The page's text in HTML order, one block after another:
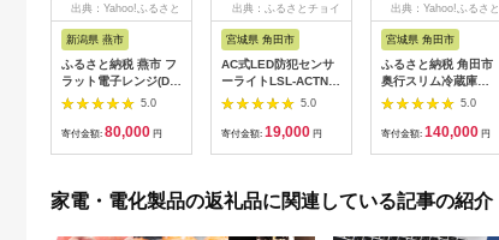
出典：Yahoo!ふるさと
新潟県 燕市
ふるさと納税 燕市 フ
ラット電子レンジ(DR-
LD20W)
5.0
寄付金額: 80,000 円
出典：ふるさとチョイ
宮城県 角田市
AC式LED防犯センサ
ーライトLSL-ACTN-
1200
5.0
寄付金額: 19,000 円
出典：Yahoo!ふるさと
宮城県 角田市
ふるさと納税 角田市
奥行スリム冷蔵庫
66L IRSN-7A-B ブ
5.0
寄付金額: 140,000 円
家電・電化製品の返礼品に関連している記事の紹介